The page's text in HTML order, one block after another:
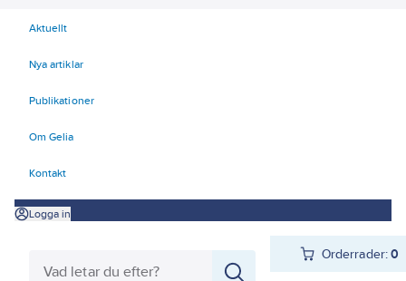
Aktuellt
Nya artiklar
Publikationer
Om Gelia
Kontakt
Logga in
Orderrader:0